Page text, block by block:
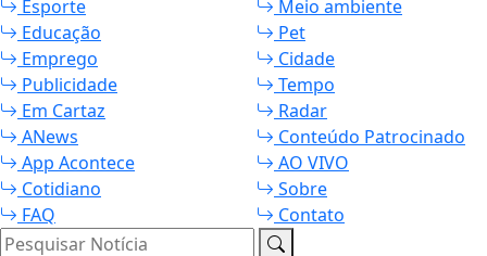
Esporte
Meio ambiente
Educação
Pet
Emprego
Cidade
Publicidade
Tempo
Em Cartaz
Radar
ANews
Conteúdo Patrocinado
App Acontece
AO VIVO
Cotidiano
Sobre
FAQ
Contato
Pesquisar Notícia